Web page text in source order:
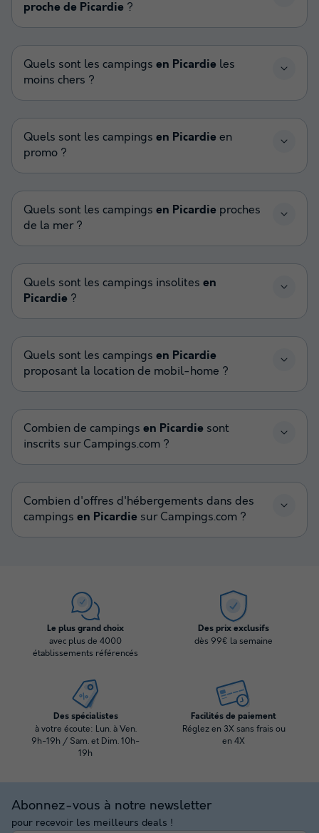
proche de Picardie ?
Quels sont les campings en Picardie les
moins chers ?
Quels sont les campings en Picardie en
promo ?
Quels sont les campings en Picardie proches
de la mer ?
Quels sont les campings insolites en
Picardie ?
Quels sont les campings en Picardie
proposant la location de mobil-home ?
Combien de campings en Picardie sont
inscrits sur Campings.com ?
Combien d'offres d'hébergements dans des
campings en Picardie sur Campings.com ?
Le plus grand choix
avec plus de 4000
établissements référencés
Des prix exclusifs
dès 99€ la semaine
Des spécialistes
à votre écoute: Lun. à Ven.
9h-19h / Sam. et Dim. 10h-
19h
Facilités de paiement
Réglez en 3X sans frais ou
en 4X
Abonnez-vous à notre newsletter
pour recevoir les meilleurs deals !